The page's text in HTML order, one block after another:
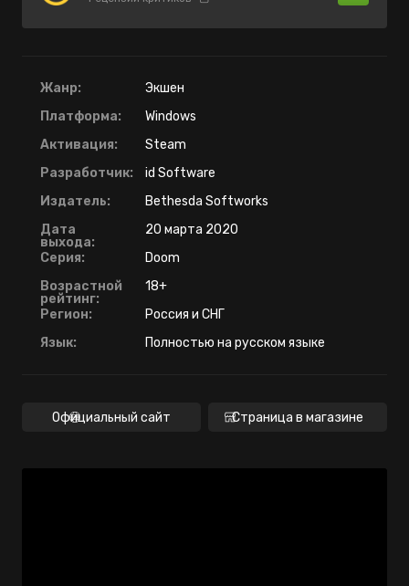
Жанр:
Экшен
Платформа:
Windows
Активация:
Steam
Разработчик:
id Software
Издатель:
Bethesda Softworks
Дата
выхода:
20 марта 2020
Серия:
Doom
Возрастной
рейтинг:
18+
Регион:
Россия и СНГ
Язык:
Полностью на русском языке
Официальный сайт Страница в магазине